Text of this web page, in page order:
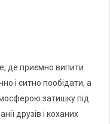
де приємно випити
і ситно пообідати, а
затишку під
друзів і коханих